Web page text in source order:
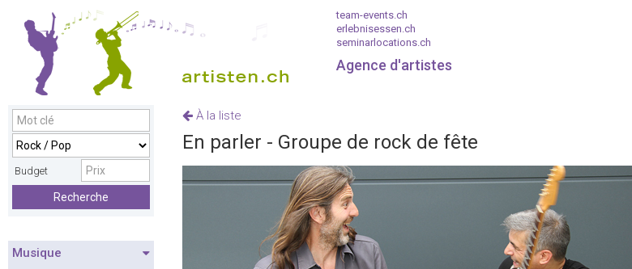
team-events.ch
erlebnisessen.ch
seminarlocations.ch
Agence d'artistes
Budget
Recherche
Musique
À la liste
En parler - Groupe de rock de fête